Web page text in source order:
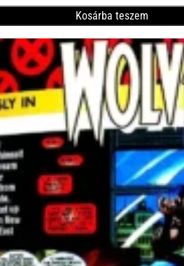
Kosárba teszem